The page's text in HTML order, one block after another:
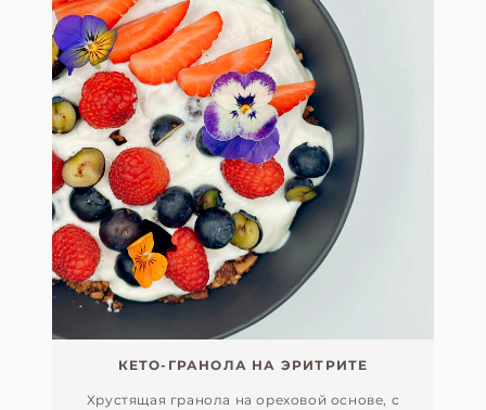
КЕТО-ГРАНОЛА НА ЭРИТРИТЕ
Хрустящая гранола на ореховой основе, с